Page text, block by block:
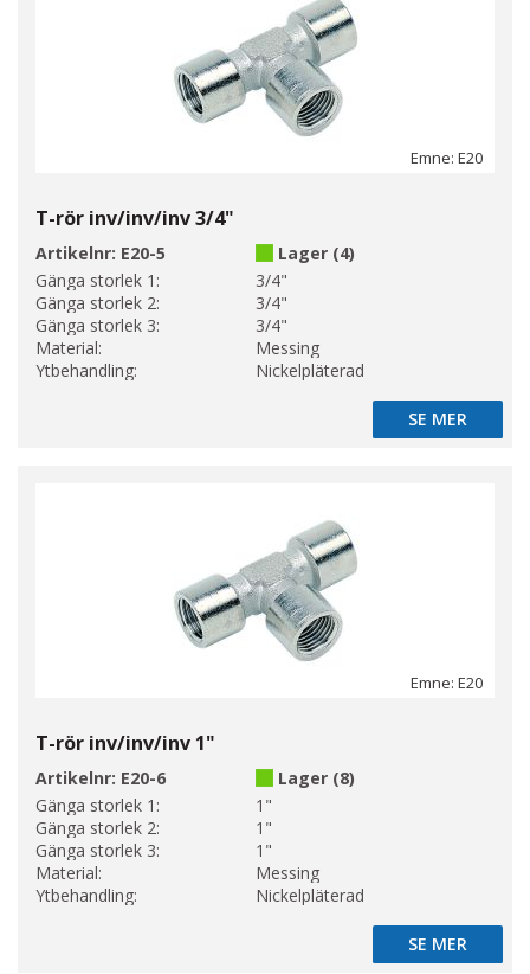
Emne: E20
T-rör inv/inv/inv 3/4"
Artikelnr: E20-5
Lager (4)
Gänga storlek 1:
3/4"
Gänga storlek 2:
3/4"
Gänga storlek 3:
3/4"
Material:
Messing
Ytbehandling:
Nickelpläterad
SE MER
SE MER
Emne: E20
T-rör inv/inv/inv 1"
Artikelnr: E20-6
Lager (8)
Gänga storlek 1:
1"
Gänga storlek 2:
1"
Gänga storlek 3:
1"
Material:
Messing
Ytbehandling:
Nickelpläterad
SE MER
SE MER